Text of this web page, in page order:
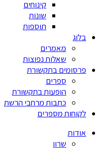
קינוחים
שונות
תוספות
בלוג
מאמרים
שאלות נפוצות
פרסומים בתקשורת
ספרים
הופעות בתקשורת
כתבות מרחבי הרשת
לקוחות מספרים
אודות
שרון